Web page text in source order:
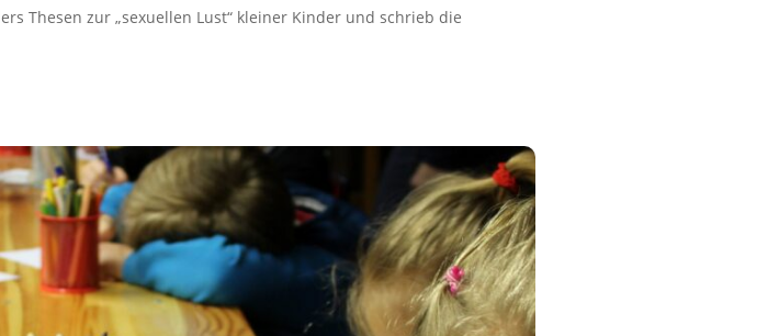
Thesen zur „sexuellen Lust“ kleiner Kinder und schrieb die